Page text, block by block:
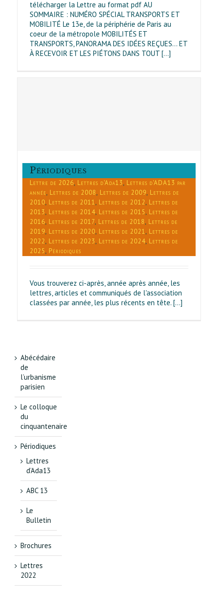
télécharger la Lettre au format pdf AU
SOMMAIRE : NUMÉRO SPÉCIAL TRANSPORTS ET
MOBILITÉ Le 13e, de la périphérie de Paris au
coeur de la métropole MOBILITÉS ET
TRANSPORTS, PANORAMA DES IDÉES REÇUES… ET
À RECEVOIR ET LES PIÉTONS DANS TOUT [...]
Périodiques
Lettre de 2026, Lettres d'Ada13, Lettres d'ADA13 par
année, Lettres de 2008, Lettres de 2009, Lettres de
2010, Lettres de 2011, Lettres de 2012, Lettres de
2013, Lettres de 2014, Lettres de 2015, Lettres de
2016, Lettres de 2017, Lettres de 2018, Lettres de
2019, Lettres de 2020, Lettres de 2021, Lettres de
2022, Lettres de 2023, Lettres de 2024, Lettres de
2025, Périodiques
Vous trouverez ci-après, année après année, les
lettres, articles et communiqués de l'association
classées par année, les plus récents en tête. [...]
Abécédaire
de
l’urbanisme
parisien
Le colloque
du
cinquantenaire
Périodiques
Lettres
d’Ada13
ABC 13
Le
Bulletin
Brochures
Lettres
2022